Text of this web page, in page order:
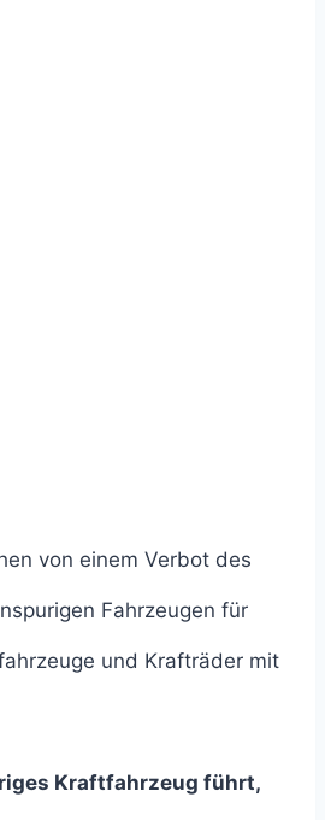
von einem Verbot des
Fahrzeugen für
und Krafträder mit
Kraftfahrzeug führt,